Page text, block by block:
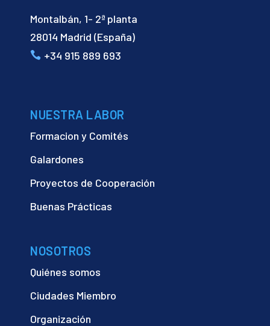
Montalbán, 1- 2ª planta
28014 Madrid (España)
+34 915 889 693
NUESTRA LABOR
Formacion y Comités
Galardones
Proyectos de Cooperación
Buenas Prácticas
NOSOTROS
Quiénes somos
Ciudades Miembro
Organización